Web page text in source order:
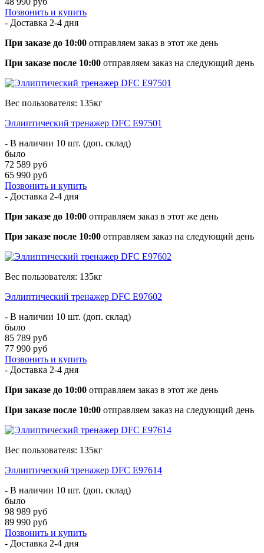
Позвонить и купить
- Доставка 2-4 дня
При заказе до 10:00 отправляем заказ в этот же день
При заказе после 10:00 отправляем заказ на следующий день
Вес пользователя: 135кг
Эллиптический тренажер DFC E97501
- В наличии 10 шт. (доп. склад)
было
72 589 руб
65 990 руб
Позвонить и купить
- Доставка 2-4 дня
При заказе до 10:00 отправляем заказ в этот же день
При заказе после 10:00 отправляем заказ на следующий день
Вес пользователя: 135кг
Эллиптический тренажер DFC E97602
- В наличии 10 шт. (доп. склад)
было
85 789 руб
77 990 руб
Позвонить и купить
- Доставка 2-4 дня
При заказе до 10:00 отправляем заказ в этот же день
При заказе после 10:00 отправляем заказ на следующий день
Вес пользователя: 135кг
Эллиптический тренажер DFC E97614
- В наличии 10 шт. (доп. склад)
было
98 989 руб
89 990 руб
Позвонить и купить
- Доставка 2-4 дня